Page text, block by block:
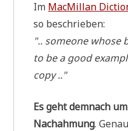
Im MacMil­lan
so beschrieben:
".. someone who­se
to be a good
copy .."
Es geht dem­nach
Nach­ah­mung.